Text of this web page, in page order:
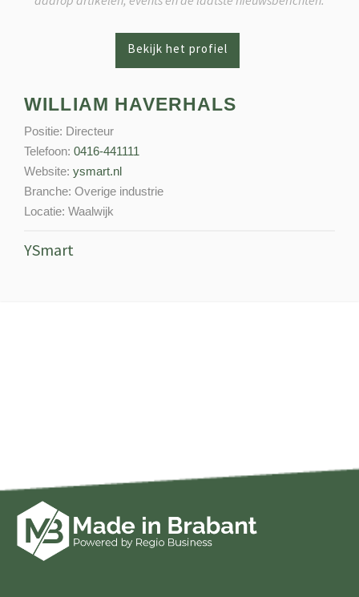
WILLIAM HAVERHALS
Positie: Directeur
Telefoon: 0416-441111
Website: ysmart.nl
Branche: Overige industrie
Locatie: Waalwijk
YSmart